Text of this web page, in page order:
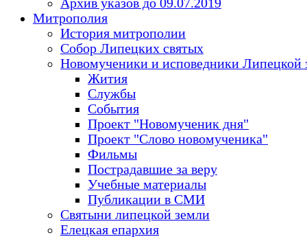
Архив указов до 09.07.2019
Митрополия
История митрополии
Собор Липецких святых
Новомученики и исповедники Липецкой
Жития
Службы
События
Проект "Новомученик дня"
Проект "Слово новомученика"
Фильмы
Пострадавшие за веру
Учебные материалы
Публикации в СМИ
Святыни липецкой земли
Елецкая епархия